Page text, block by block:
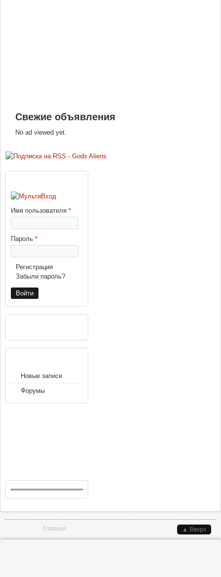
Свежие объявления
No ad viewed yet.
Имя пользователя *
Пароль *
Регистрация
Забыли пароль?
Новые записи
Форумы
Главная ▲ Вверх